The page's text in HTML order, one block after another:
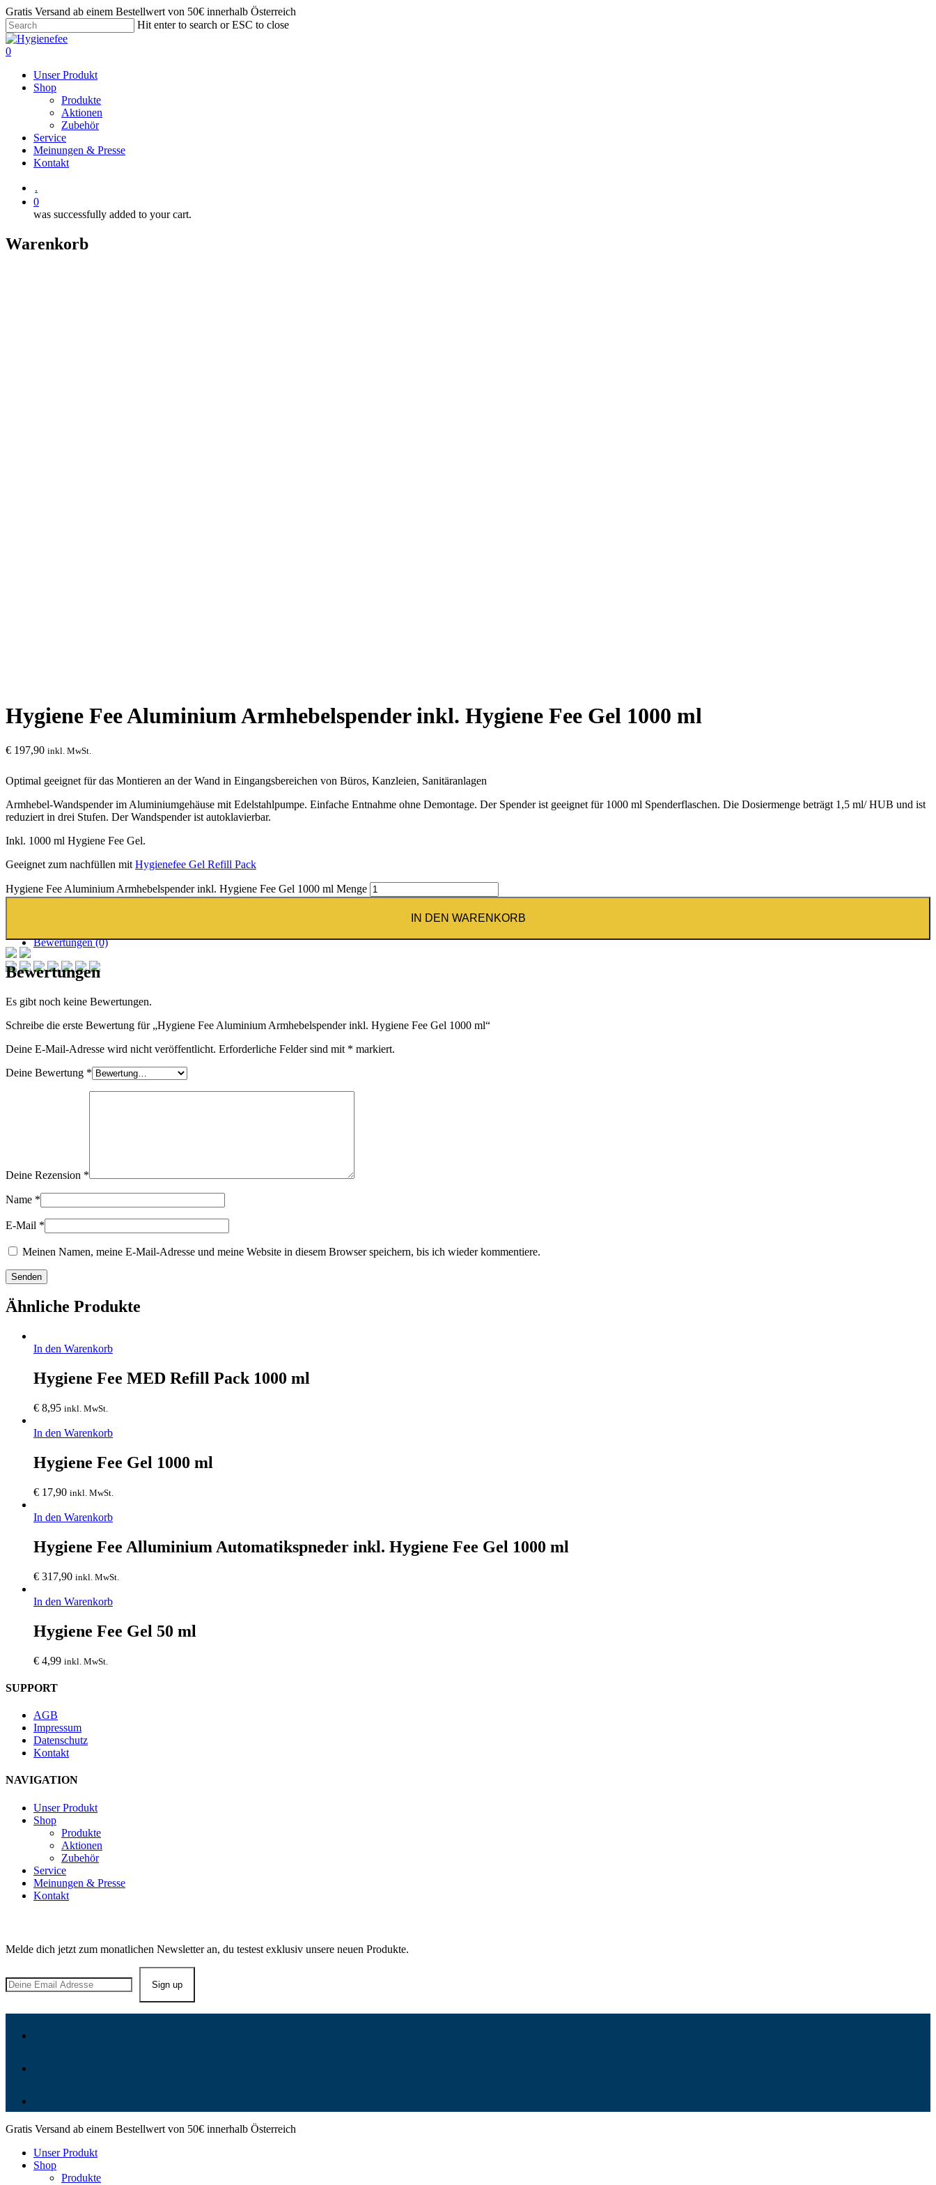
Gratis Versand ab einem Bestellwert von 50€ innerhalb Österreich
Hit enter to search or ESC to close
0
Unser Produkt
Shop
Produkte
Aktionen
Zubehör
Service
Meinungen & Presse
Kontakt
.
0
was successfully added to your cart.
Warenkorb
Hygiene Fee Aluminium Armhebelspender inkl. Hygiene Fee Gel 1000 ml
€ 197,90 inkl. MwSt.
Optimal geeignet für das Montieren an der Wand in Eingangsbereichen von Büros, Kanzleien, Sanitäranlagen
Armhebel-Wandspender im Aluminiumgehäuse mit Edelstahlpumpe. Einfache Entnahme ohne Demontage. Der Spender ist geeignet für 1000 ml Spenderflaschen. Die Dosiermenge beträgt 1,5 ml/ HUB und ist
reduziert in drei Stufen. Der Wandspender ist autoklavierbar.
Inkl. 1000 ml Hygiene Fee Gel.
Geeignet zum nachfüllen mit Hygienefee Gel Refill Pack
Hygiene Fee Aluminium Armhebelspender inkl. Hygiene Fee Gel 1000 ml Menge
IN DEN WARENKORB
Bewertungen (0)
Bewertungen
Es gibt noch keine Bewertungen.
Schreibe die erste Bewertung für „Hygiene Fee Aluminium Armhebelspender inkl. Hygiene Fee Gel 1000 ml“
Deine E-Mail-Adresse wird nicht veröffentlicht. Erforderliche Felder sind mit * markiert.
Deine Bewertung *
Deine Rezension *
Name *
E-Mail *
Meinen Namen, meine E-Mail-Adresse und meine Website in diesem Browser speichern, bis ich wieder kommentiere.
Ähnliche Produkte
In den Warenkorb
Hygiene Fee MED Refill Pack 1000 ml
€ 8,95 inkl. MwSt.
In den Warenkorb
Hygiene Fee Gel 1000 ml
€ 17,90 inkl. MwSt.
In den Warenkorb
Hygiene Fee Alluminium Automatikspneder inkl. Hygiene Fee Gel 1000 ml
€ 317,90 inkl. MwSt.
In den Warenkorb
Hygiene Fee Gel 50 ml
€ 4,99 inkl. MwSt.
SUPPORT
AGB
Impressum
Datenschutz
Kontakt
NAVIGATION
Unser Produkt
Shop
Produkte
Aktionen
Zubehör
Service
Meinungen & Presse
Kontakt
Melde dich jetzt zum monatlichen Newsletter an, du testest exklusiv unsere neuen Produkte.
Gratis Versand ab einem Bestellwert von 50€ innerhalb Österreich
Unser Produkt
Shop
Produkte